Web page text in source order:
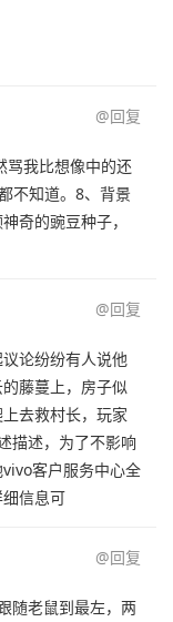
@回复
骂我比想像中的还
不知道。8、背景
奇的豌豆种子，
@回复
论纷纷有人说他
藤蔓上，房子似
去救村长，玩家
描述，为了不影响
客户服务中心全
信息可
@回复
随老鼠到最左，两